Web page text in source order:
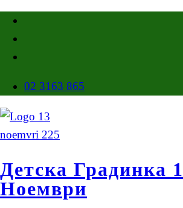
02 3163 865
Детска Градинка
Ноември